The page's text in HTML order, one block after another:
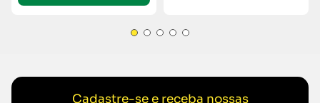
Cadastre-se e receba nossas